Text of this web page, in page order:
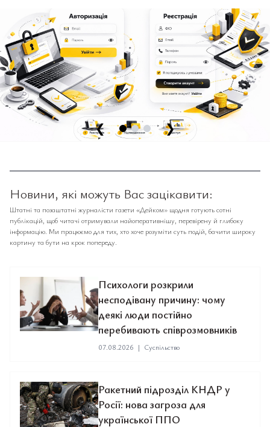
❮ ❯
Новини, які можуть Вас зацікавити:
Штатні та позаштатні журналісти газети «Дейком» щодня готують сотні
публікацій, щоб читачі отримували найоперативнішу, перевірену й глибоку
інформацію. Ми працюємо для тих, хто хоче розуміти суть подій, бачити широку
картину та бути на крок попереду.
Психологи розкрили
несподівану причину: чому
деякі люди постійно
перебивають співрозмовників
07.08.2026 | Суспільство
Ракетний підрозділ КНДР у
Росії: нова загроза для
української ППО